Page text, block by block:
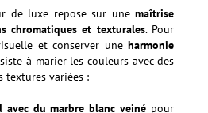
de luxe repose sur unemaîtrise
chromatiques et texturales. Pour
et conserver uneharmonie
à marier les couleurs avec des
textures variées :
du marbre blanc veiné pour